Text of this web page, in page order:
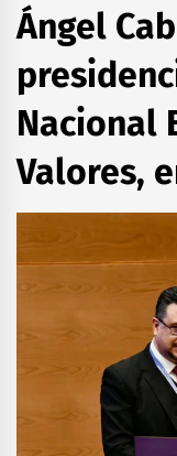
Ángel
Nacional
Valores,